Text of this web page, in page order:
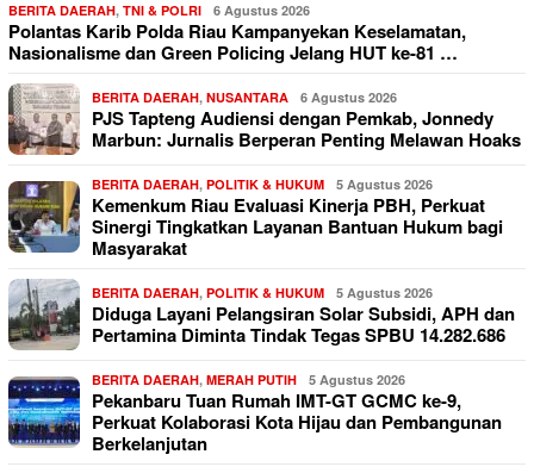
BERITA DAERAH, TNI & POLRI 6 Agustus 2026
Polantas Karib Polda Riau Kampanyekan Keselamatan,
Nasionalisme dan Green Policing Jelang HUT ke-81 …
BERITA DAERAH, NUSANTARA 6 Agustus 2026
PJS Tapteng Audiensi dengan Pemkab, Jonnedy
Marbun: Jurnalis Berperan Penting Melawan Hoaks
BERITA DAERAH, POLITIK & HUKUM 5 Agustus 2026
Kemenkum Riau Evaluasi Kinerja PBH, Perkuat
Sinergi Tingkatkan Layanan Bantuan Hukum bagi
Masyarakat
BERITA DAERAH, POLITIK & HUKUM 5 Agustus 2026
Diduga Layani Pelangsiran Solar Subsidi, APH dan
Pertamina Diminta Tindak Tegas SPBU 14.282.686
BERITA DAERAH, MERAH PUTIH 5 Agustus 2026
Pekanbaru Tuan Rumah IMT-GT GCMC ke-9,
Perkuat Kolaborasi Kota Hijau dan Pembangunan
Berkelanjutan